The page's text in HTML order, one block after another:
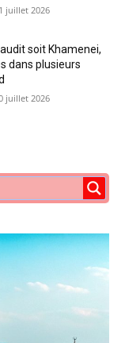
juillet 2026
soit Khamenei,
dans plusieurs
juillet 2026